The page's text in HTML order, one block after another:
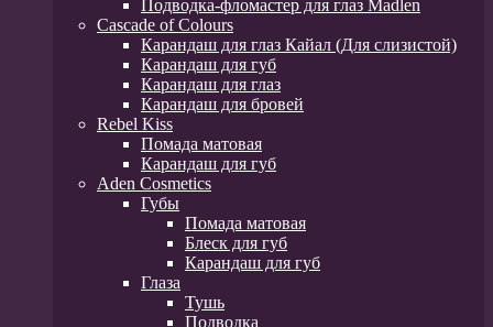
Подводка-фломастер для глаз Madlen
Cascade of Colours
Карандаш для глаз Кайал (Для слизистой)
Карандаш для губ
Карандаш для глаз
Карандаш для бровей
Rebel Kiss
Помада матовая
Карандаш для губ
Aden Cosmetics
Губы
Помада матовая
Блеск для губ
Карандаш для губ
Глаза
Тушь
Подводка